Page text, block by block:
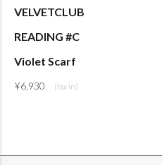
VELVETCLUB
READING #C
Violet Scarf
¥6,930